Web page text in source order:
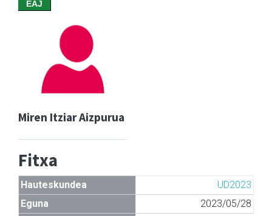
EAJ
Miren Itziar Aizpurua
Fitxa
Hauteskundea
UD2023
Eguna
2023/05/28